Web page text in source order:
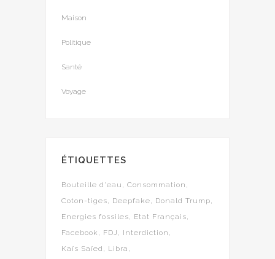
Maison
Politique
Santé
Voyage
ÉTIQUETTES
Bouteille d'eau
Consommation
Coton-tiges
Deepfake
Donald Trump
Energies fossiles
Etat Français
Facebook
FDJ
Interdiction
Kaïs Saïed
Libra